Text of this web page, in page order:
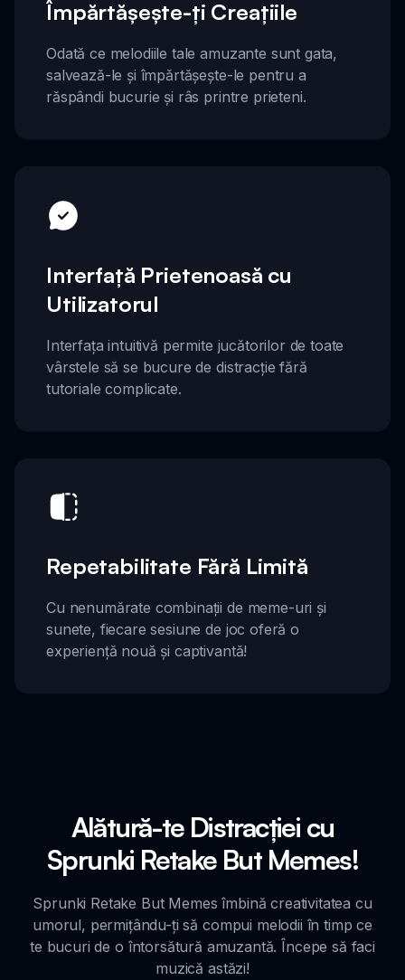
Împărtășește-ți Creațiile
Odată ce melodiile tale amuzante sunt gata,
salvează-le și împărtășește-le pentru a
răspândi bucurie și râs printre prieteni.
Interfață Prietenoasă cu
Utilizatorul
Interfața intuitivă permite jucătorilor de toate
vârstele să se bucure de distracție fără
tutoriale complicate.
Repetabilitate Fără Limită
Cu nenumărate combinații de meme-uri și
sunete, fiecare sesiune de joc oferă o
experiență nouă și captivantă!
Alătură-te Distracției cu
Sprunki Retake But Memes!
Sprunki Retake But Memes îmbină creativitatea cu
umorul, permițându-ți să compui melodii în timp ce
te bucuri de o întorsătură amuzantă. Începe să faci
muzică astăzi!